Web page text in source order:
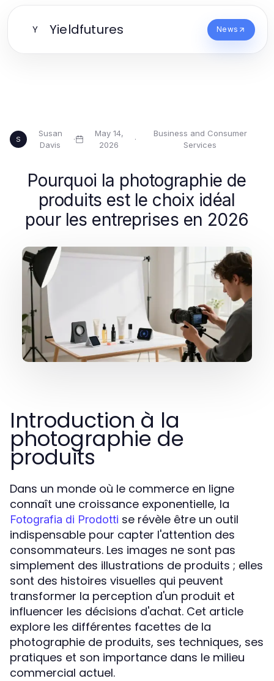
Y Yieldfutures News
S
Susan
Davis
·
May 14,
2026
·
Business and Consumer
Services
Pourquoi la photographie de
produits est le choix idéal
pour les entreprises en 2026
Introduction à la
photographie de
produits
Dans un monde où le commerce en ligne
connaît une croissance exponentielle, la
Fotografia di Prodotti se révèle être un outil
indispensable pour capter l'attention des
consommateurs. Les images ne sont pas
simplement des illustrations de produits ; elles
sont des histoires visuelles qui peuvent
transformer la perception d'un produit et
influencer les décisions d'achat. Cet article
explore les différentes facettes de la
photographie de produits, ses techniques, ses
pratiques et son importance dans le milieu
commercial actuel.